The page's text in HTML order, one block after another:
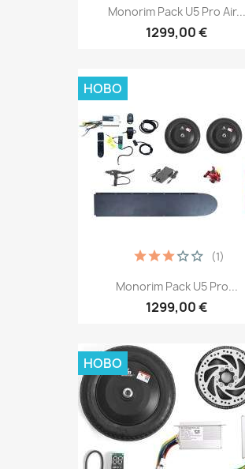
Monorim Pack U5 Pro Air...
1299,00 €
Monorim Pack U5 Pro...
1299,00 €
(1)
НОВО
НОВО